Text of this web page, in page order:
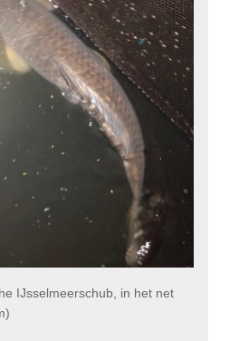
IJsselmeerschub, in het net